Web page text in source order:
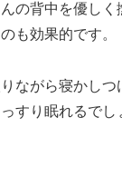
の背中を優しく
も効果的です。
ながら寝かしつ
すり眠れるでし